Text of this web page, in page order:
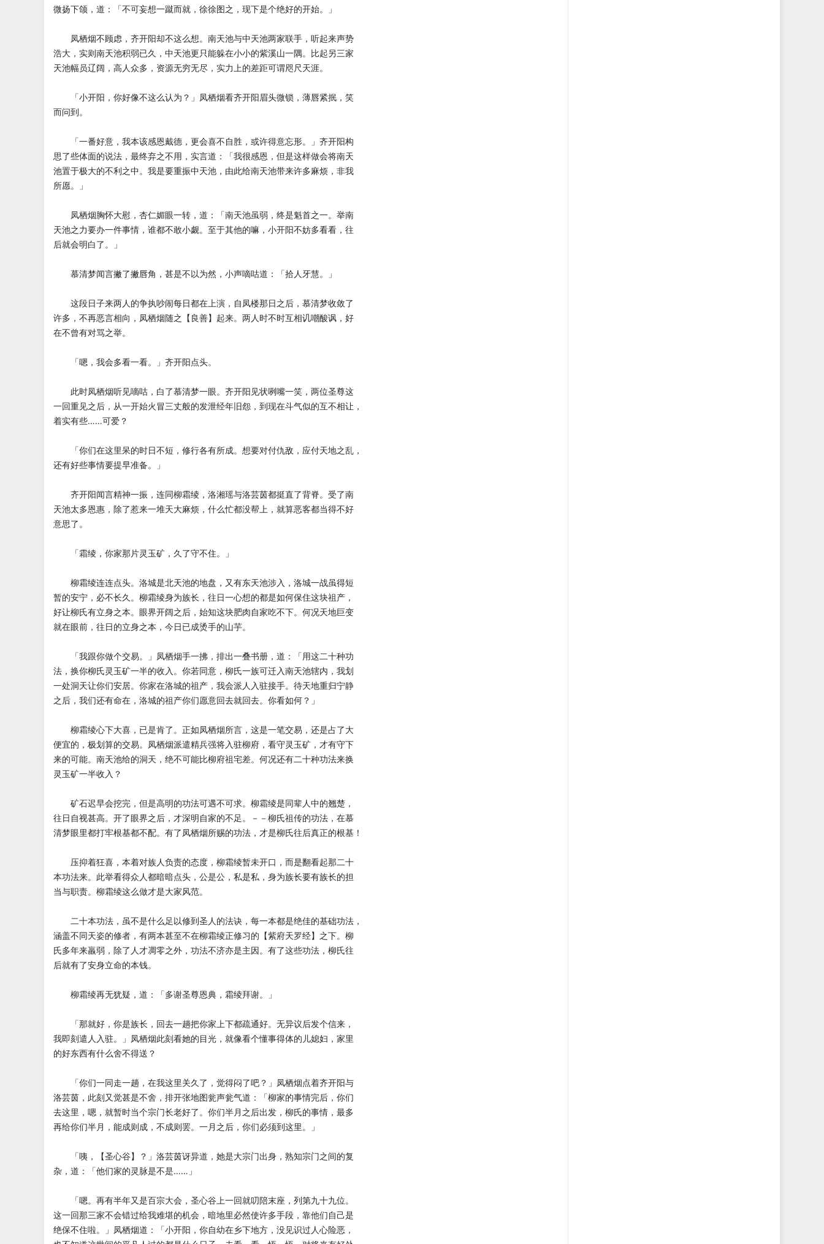
微扬下颌，道：「不可妄想一蹴而就，徐徐图之，现下是个绝好的开始。」
凤栖烟不顾虑，齐开阳却不这么想。南天池与中天池两家联手，听起来声势
浩大，实则南天池积弱已久，中天池更只能躲在小小的紫溪山一隅。比起另三家
天池幅员辽阔，高人众多，资源无穷无尽，实力上的差距可谓咫尺天涯。
「小开阳，你好像不这么认为？」凤栖烟看齐开阳眉头微锁，薄唇紧抿，笑
而问到。
「一番好意，我本该感恩戴德，更会喜不自胜，或许得意忘形。」齐开阳构
思了些体面的说法，最终弃之不用，实言道：「我很感恩，但是这样做会将南天
池置于极大的不利之中。我是要重振中天池，由此给南天池带来许多麻烦，非我
所愿。」
凤栖烟胸怀大慰，杏仁媚眼一转，道：「南天池虽弱，终是魁首之一。举南
天池之力要办一件事情，谁都不敢小觑。至于其他的嘛，小开阳不妨多看看，往
后就会明白了。」
慕清梦闻言撇了撇唇角，甚是不以为然，小声嘀咕道：「拾人牙慧。」
这段日子来两人的争执吵闹每日都在上演，自凤楼那日之后，慕清梦收敛了
许多，不再恶言相向，凤栖烟随之【良善】起来。两人时不时互相讥嘲酸讽，好
在不曾有对骂之举。
「嗯，我会多看一看。」齐开阳点头。
此时凤栖烟听见嘀咕，白了慕清梦一眼。齐开阳见状咧嘴一笑，两位圣尊这
一回重见之后，从一开始火冒三丈般的发泄经年旧怨，到现在斗气似的互不相让，
着实有些……可爱？
「你们在这里呆的时日不短，修行各有所成。想要对付仇敌，应付天地之乱，
还有好些事情要提早准备。」
齐开阳闻言精神一振，连同柳霜绫，洛湘瑶与洛芸茵都挺直了背脊。受了南
天池太多恩惠，除了惹来一堆天大麻烦，什么忙都没帮上，就算恶客都当得不好
意思了。
「霜绫，你家那片灵玉矿，久了守不住。」
柳霜绫连连点头。洛城是北天池的地盘，又有东天池涉入，洛城一战虽得短
暂的安宁，必不长久。柳霜绫身为族长，往日一心想的都是如何保住这块祖产，
好让柳氏有立身之本。眼界开阔之后，始知这块肥肉自家吃不下。何况天地巨变
就在眼前，往日的立身之本，今日已成烫手的山芋。
「我跟你做个交易。」凤栖烟手一拂，排出一叠书册，道：「用这二十种功
法，换你柳氏灵玉矿一半的收入。你若同意，柳氏一族可迁入南天池辖内，我划
一处洞天让你们安居。你家在洛城的祖产，我会派人入驻接手。待天地重归宁静
之后，我们还有命在，洛城的祖产你们愿意回去就回去。你看如何？」
柳霜绫心下大喜，已是肯了。正如凤栖烟所言，这是一笔交易，还是占了大
便宜的，极划算的交易。凤栖烟派遣精兵强将入驻柳府，看守灵玉矿，才有守下
来的可能。南天池给的洞天，绝不可能比柳府祖宅差。何况还有二十种功法来换
灵玉矿一半收入？
矿石迟早会挖完，但是高明的功法可遇不可求。柳霜绫是同辈人中的翘楚，
往日自视甚高。开了眼界之后，才深明自家的不足。－－柳氏祖传的功法，在慕
清梦眼里都打牢根基都不配。有了凤栖烟所赐的功法，才是柳氏往后真正的根基！
压抑着狂喜，本着对族人负责的态度，柳霜绫暂未开口，而是翻看起那二十
本功法来。此举看得众人都暗暗点头，公是公，私是私，身为族长要有族长的担
当与职责。柳霜绫这么做才是大家风范。
二十本功法，虽不是什么足以修到圣人的法诀，每一本都是绝佳的基础功法，
涵盖不同天姿的修者，有两本甚至不在柳霜绫正修习的【紫府天罗经】之下。柳
氏多年来羸弱，除了人才凋零之外，功法不济亦是主因。有了这些功法，柳氏往
后就有了安身立命的本钱。
柳霜绫再无犹疑，道：「多谢圣尊恩典，霜绫拜谢。」
「那就好，你是族长，回去一趟把你家上下都疏通好。无异议后发个信来，
我即刻遣人入驻。」凤栖烟此刻看她的目光，就像看个懂事得体的儿媳妇，家里
的好东西有什么舍不得送？
「你们一同走一趟，在我这里关久了，觉得闷了吧？」凤栖烟点着齐开阳与
洛芸茵，此刻又觉甚是不舍，排开张地图瓮声瓮气道：「柳家的事情完后，你们
去这里，嗯，就暂时当个宗门长老好了。你们半月之后出发，柳氏的事情，最多
再给你们半月，能成则成，不成则罢。一月之后，你们必须到这里。」
「咦，【圣心谷】？」洛芸茵讶异道，她是大宗门出身，熟知宗门之间的复
杂，道：「他们家的灵脉是不是……」
「嗯。再有半年又是百宗大会，圣心谷上一回就叨陪末座，列第九十九位。
这一回那三家不会错过给我难堪的机会，暗地里必然使许多手段，靠他们自己是
绝保不住啦。」凤栖烟道：「小开阳，你自幼在乡下地方，没见识过人心险恶，